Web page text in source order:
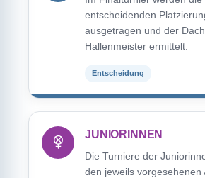
entscheidenden
ausgetragen und der
Hallenmeister ermittelt.
Entscheidung
JUNIORINNEN
Die Turniere der
den jeweils vorgesehenen